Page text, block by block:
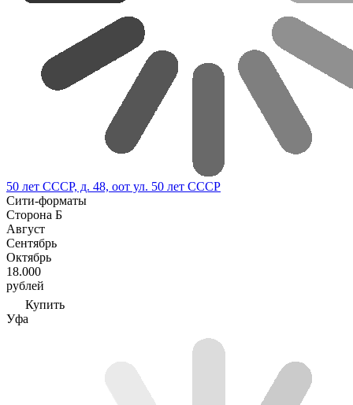
50 лет СССР, д. 48, оот ул. 50 лет СССР
Сити-форматы
Сторона Б
Август
Сентябрь
Октябрь
18.000
рублей
Купить
Уфа